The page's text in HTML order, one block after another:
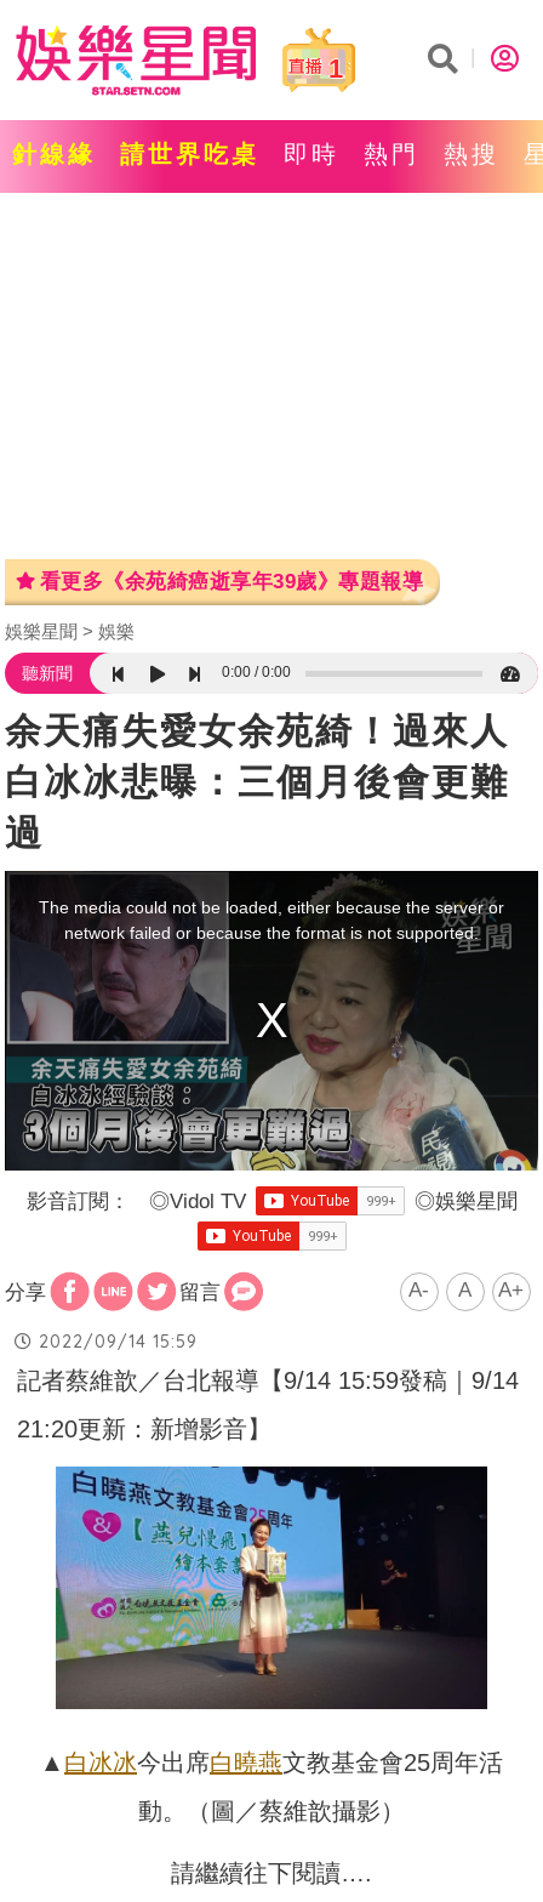
1
針線緣 請世界吃桌 即時 熱門 熱搜
看更多《余苑綺癌逝享年39歲》專題報導
娛樂星聞 娛樂
聽新聞 0:00 0:00
余天痛失愛女余苑綺！過來人
白冰冰悲曝：三個月後會更難
過
This
The media could not be loaded, either because the server or
network failed or because the format is not supported.
影音訂閱： ◎Vidol TV ◎娛樂星聞
分享 留言 A- A A+
2022/09/14 15:59
記者蔡維歆／台北報導【9/14 15:59發稿｜9/14
21:20更新：新增影音】
▲ 白冰冰今出席白曉燕文教基金會25周年活
動。（圖／蔡維歆攝影）
請繼續往下閱讀….